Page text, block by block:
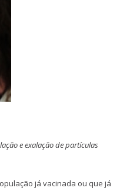
e exalação de partículas
já vacinada ou que já